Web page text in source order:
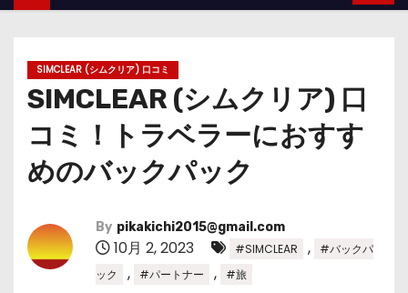
SIMCLEAR (シムクリア) 口コミ
SIMCLEAR (シムクリア) 口
コミ！トラベラーにおすす
めのバックパック
By pikakichi2015@gmail.com
10月 2, 2023 #SIMCLEAR ,
#バックパ
ック
, #パートナー , #旅